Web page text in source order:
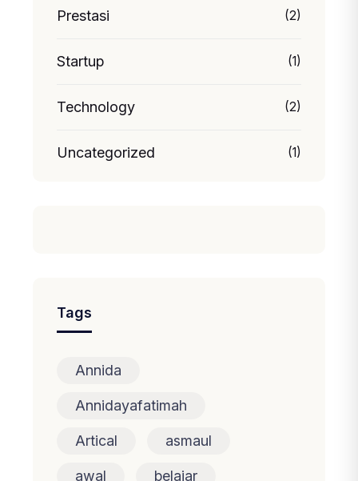
Prestasi (2)
Startup (1)
Technology (2)
Uncategorized (1)
Tags
Annida
Annidayafatimah
Artical asmaul
awal belajar